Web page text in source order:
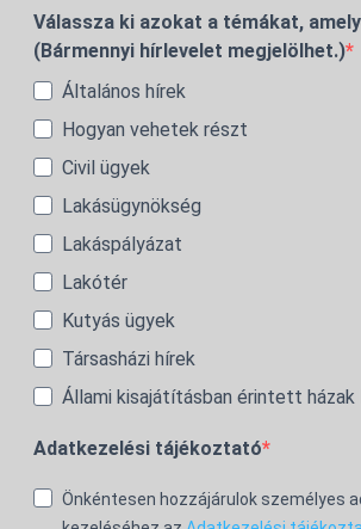
Válassza ki azokat a témákat,
(Bármennyi hírlevelet megjelölhet.)
Általános hírek
Hogyan vehetek részt
Civil ügyek
Lakásügynökség
Lakáspályázat
Lakótér
Kutyás ügyek
Társasházi hírek
Állami kisajátításban érintett házak
Adatkezelési tájékoztató
Önkéntesen hozzájárulok személyes